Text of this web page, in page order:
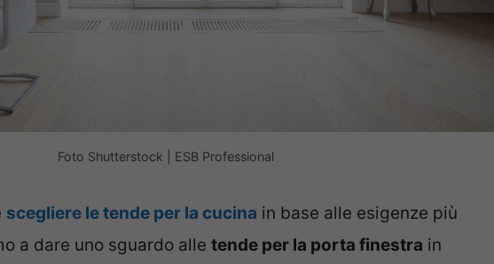
Foto Shutterstock | ESB Professional
scegliere le tende per la cucina in base alle esigenze più
a dare uno sguardo alle tende per la porta finestra in